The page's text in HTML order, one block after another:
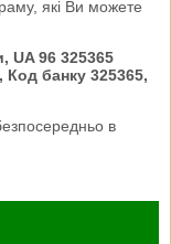
які Ви можете
UA 96 325365
банку 325365,
в